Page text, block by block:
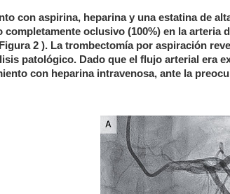
con aspirina, heparina y una estatina de
completamente oclusivo (100%) en la
2 ). La trombectomía por aspiración
patológico. Dado que el flujo arterial era
con heparina intravenosa, ante la